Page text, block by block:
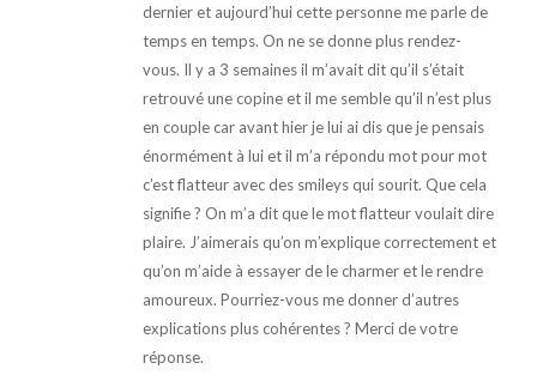
dernier et aujourd’hui cette personne me parle de
temps en temps. On ne se donne plus rendez-
vous. Il y a 3 semaines il m’avait dit qu’il s’était
retrouvé une copine et il me semble qu’il n’est plus
en couple car avant hier je lui ai dis que je pensais
énormément à lui et il m’a répondu mot pour mot
c’est flatteur avec des smileys qui sourit. Que cela
signifie ? On m’a dit que le mot flatteur voulait dire
plaire. J’aimerais qu’on m’explique correctement et
qu’on m’aide à essayer de le charmer et le rendre
amoureux. Pourriez-vous me donner d’autres
explications plus cohérentes ? Merci de votre
réponse.